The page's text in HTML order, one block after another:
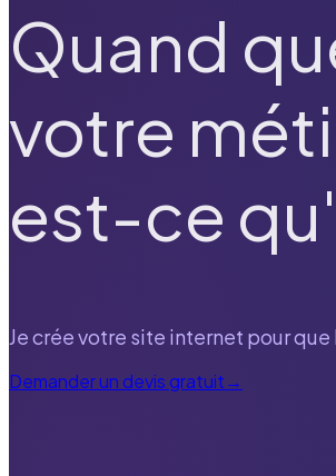
Quand
votre
est-ce
Je crée votre site internet pour
Demander un devis gratuit→